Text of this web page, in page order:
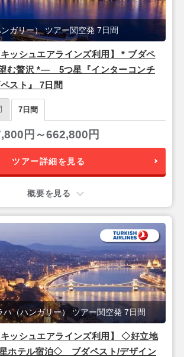
キッシュエアラインズ利用】 * ブダペ
む贅沢 *― 5つ星『インターコンチ
スト』 7日間
ガリー） ツアー関空発 7日間
7日間
円～662,800円
ツアー詳細を見る
概要を見る
キッシュエアラインズ利用】 ◇好立地
ホテル宿泊◇ ブダペスト/デザイン
ハ（ハンガリー） ツアー関空発 7日間